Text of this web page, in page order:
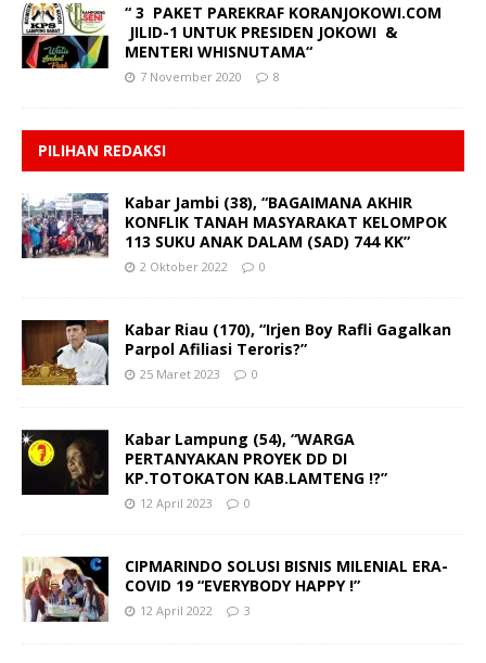
“ 3 PAKET PAREKRAF KORANJOKOWI.COM
JILID-1 UNTUK PRESIDEN JOKOWI &
MENTERI WHISNUTAMA“
7 November 2020 8
PILIHAN REDAKSI
Kabar Jambi (38), “BAGAIMANA AKHIR
KONFLIK TANAH MASYARAKAT KELOMPOK
113 SUKU ANAK DALAM (SAD) 744 KK”
2 Oktober 2022 0
Kabar Riau (170), “Irjen Boy Rafli Gagalkan
Parpol Afiliasi Teroris?”
25 Maret 2023 0
Kabar Lampung (54), “WARGA
PERTANYAKAN PROYEK DD DI
KP.TOTOKATON KAB.LAMTENG !?”
12 April 2023 0
CIPMARINDO SOLUSI BISNIS MILENIAL ERA-
COVID 19 “EVERYBODY HAPPY !”
12 April 2022 3